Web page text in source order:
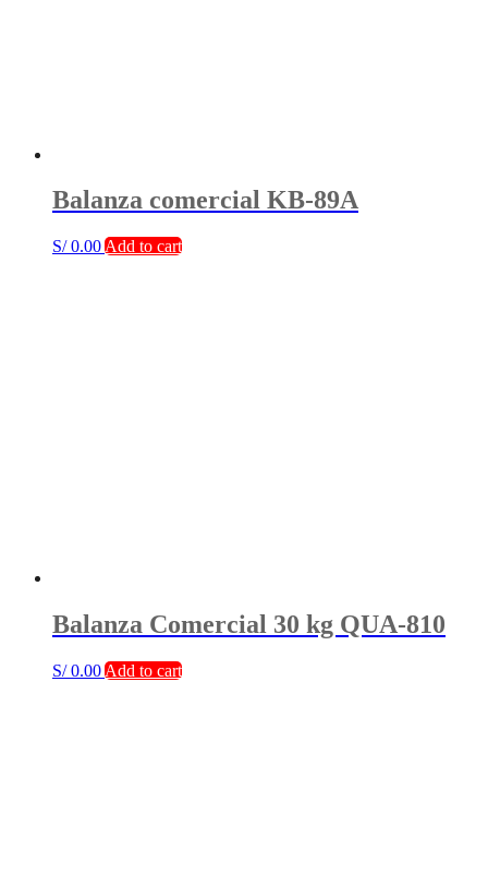
Balanza comercial KB-89A
S/0.00Add to cart
Balanza Comercial 30 kg QUA-810
S/0.00Add to cart